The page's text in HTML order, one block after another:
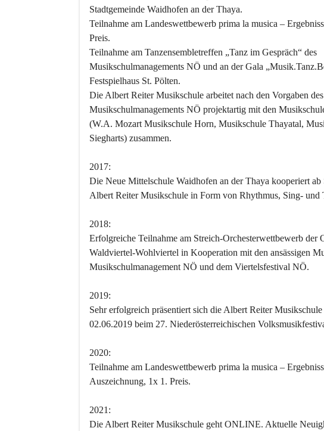
Stadtgemeinde Waidhofen an der Thaya.
Teilnahme am Landeswettbewerb prima la musica –
Preis.
Teilnahme am Tanzensembletreffen „Tanz im Gespräch“ des
Musikschulmanagements NÖ und an der Gala
Festspielhaus St. Pölten.
Die Albert Reiter Musikschule arbeitet nach den Vorgaben des
Musikschulmanagements NÖ projektartig mit den
(W.A. Mozart Musikschule Horn, Musikschule Thayatal,
Siegharts) zusammen.
2017:
Die Neue Mittelschule Waidhofen an der Thaya kooperiert ab
Albert Reiter Musikschule in Form von Rhythmus, Sing- und
2018:
Erfolgreiche Teilnahme am Streich-Orchesterwettbewerb der
Waldviertel-Wohlviertel in Kooperation mit den ansässigen
Musikschulmanagement NÖ und dem Viertelsfestival NÖ.
2019:
Sehr erfolgreich präsentiert sich die Albert Reiter
02.06.2019 beim 27. Niederösterreichischen
2020:
Teilnahme am Landeswettbewerb prima la musica –
Auszeichnung, 1x 1. Preis.
2021:
Die Albert Reiter Musikschule geht ONLINE. Aktuelle